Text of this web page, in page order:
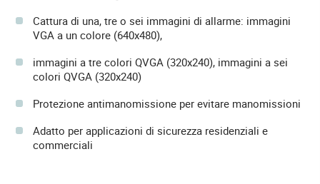
Cattura di una, tre o sei immagini di allarme: immagini
VGA a un colore (640x480),
immagini a tre colori QVGA (320x240), immagini a sei
colori QVGA (320x240)
Protezione antimanomissione per evitare manomissioni
Adatto per applicazioni di sicurezza residenziali e
commerciali